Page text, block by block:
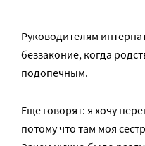
Руководителям
беззаконие, когда
подопечным.
Еще говорят: я хочу
потому что там моя